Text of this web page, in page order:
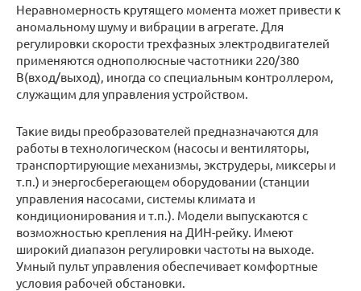
Неравномерность крутящего момента может привести к
аномальному шуму и вибрации в агрегате. Для
регулировки скорости трехфазных электродвигателей
применяются однополюсные частотники 220/380
В(вход/выход), иногда со специальным контроллером,
служащим для управления устройством.
Такие виды преобразователей предназначаются для
работы в технологическом (насосы и вентиляторы,
транспортирующие механизмы, экструдеры, миксеры и
т.п.) и энергосберегающем оборудовании (станции
управления насосами, системы климата и
кондиционирования и т.п.). Модели выпускаются с
возможностью крепления на ДИН-рейку. Имеют
широкий диапазон регулировки частоты на выходе.
Умный пульт управления обеспечивает комфортные
условия рабочей обстановки.